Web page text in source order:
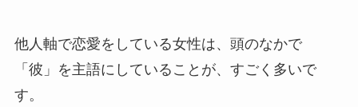
他人軸で恋愛をしている女性は、頭のなかで
「彼」を主語にしていることが、すごく多いで
す。